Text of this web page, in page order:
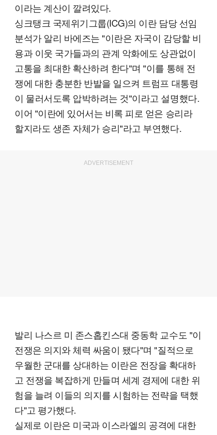
이라는 계산이 깔려있다.
싱크탱크 국제위기그룹(ICG)의 이란 담당 선임
분석가 알리 바에즈는 "이란은 자국이 감당할 비
용과 이웃 국가들과의 관계 악화에도 상관없이
고통을 최대한 확산하려 한다"며 "이를 통해 전
쟁에 대한 충분한 반발을 일으켜 트럼프 대통령
이 물러서도록 압박하려는 것"이라고 설명했다.
이어 "이란에 있어서는 비록 피로 얻은 승리라
할지라도 생존 자체가 승리"라고 부연했다.
ADVERTISEMENT
발리 나스르 미 존스홉킨스대 중동학 교수도 "이
전쟁은 의지와 체력 싸움이 됐다"며 "질적으로
우월한 군대를 상대하는 이란은 전장을 확대하
고 전쟁을 복잡하게 만들며 세계 경제에 대한 위
험을 늘려 이들의 의지를 시험하는 전략을 택했
다"고 평가했다.
실제로 이란은 미국과 이스라엘의 공격에 대한